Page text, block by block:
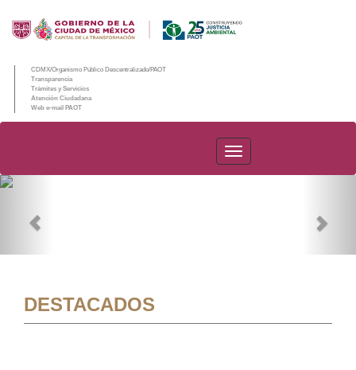
CDMX/Organismo Público Descentralizado/PAOT
Transparencia
Trámites y Servicios
Atención Ciudadana
Web e-mail PAOT
PAOT
DESTACADOS